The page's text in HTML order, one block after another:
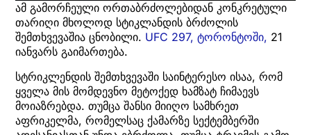
ამ გამორჩეული ორთაბრძოლებიდან კონკრეტული
თარიღი მხოლოდ სტიკლანდის ბრძოლის
შემთხვევაშია ცნობილი. UFC 297, ტორონტოში, 21
იანვარს გაიმართება.
სტრიკლენდის შემთხვევაში საინტერესო ისაა, რომ
ყველა მის მომდევნო მეტოქედ ხამზატ ჩიმაევს
მოიაზრებდა. თუმცა შანსი მიიღო სამხრეთ
აფრიკელმა, რომელსაც ქამარზე სექტემბერში